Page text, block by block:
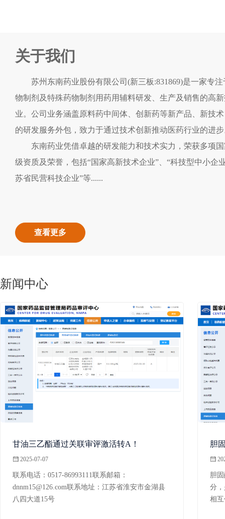
关于我们
苏州东南药业股份有限公司(新三板:831869)是一家专注
物制剂及特殊药物制剂用药用辅料研发、生产及销售的高
业。公司业务涵盖原料药中间体、创新药等新产品、新技
的研发服务外包，致力于通过技术创新推动医药行业的进
东南药业凭借卓越的研发能力和技术实力，荣获多项国
级资质及荣誉，包括“国家高新技术企业”、“科技型中小企
苏省民营科技企业”等......
查看更多
新闻中心
甘油三乙酯通过关联审评激活转A！
2025-07-07
联系电话：0517-86993111联系邮箱：
dnnm15@126.com联系地址：江苏省淮安市金湖县
八四大道15号
胆
胆
分
相